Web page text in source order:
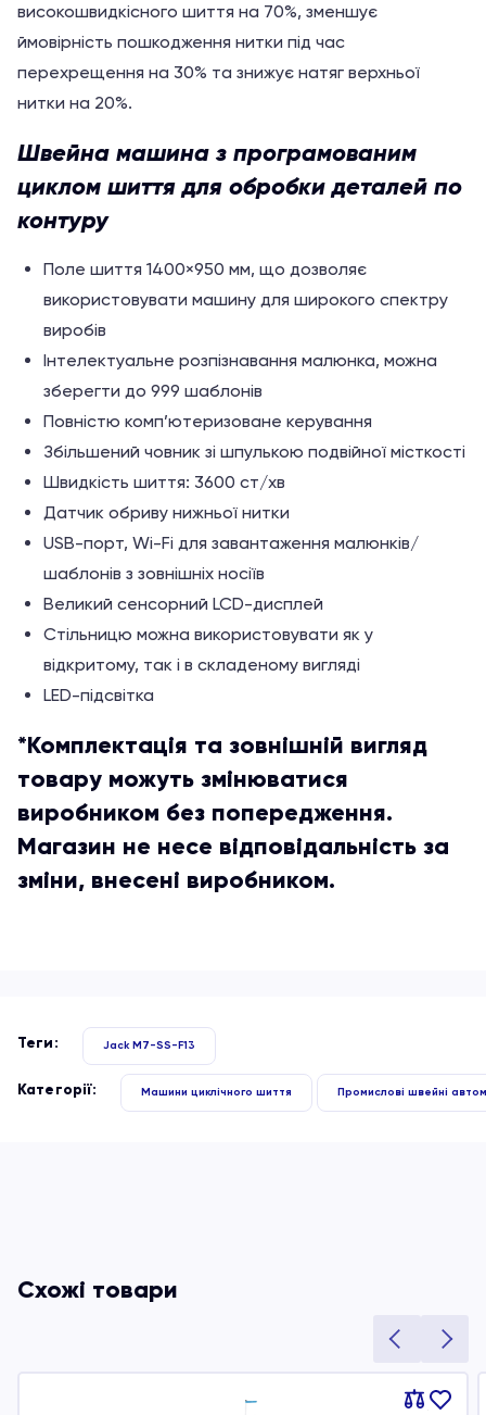
високошвидкісного шиття на 70%, зменшує
ймовірність пошкодження нитки під час
перехрещення на 30% та знижує натяг верхньої
нитки на 20%.
Швейна машина з програмованим
циклом шиття для обробки деталей по
контуру
Поле шиття 1400×950 мм, що дозволяє
використовувати машину для широкого спектру
виробів
Інтелектуальне розпізнавання малюнка, можна
зберегти до 999 шаблонів
Повністю комп’ютеризоване керування
Збільшений човник зі шпулькою подвійної місткості
Швидкість шиття: 3600 ст/хв
Датчик обриву нижньої нитки
USB-порт, Wi-Fi для завантаження малюнків/
шаблонів з зовнішніх носіїв
Великий сенсорний LCD-дисплей
Стільницю можна використовувати як у
відкритому, так і в складеному вигляді
LED-підсвітка
*Комплектація та зовнішній вигляд
товару можуть змінюватися
виробником без попередження.
Магазин не несе відповідальність за
зміни, внесені виробником.
Теги: Jack M7-SS-F13
Категорії: Машини циклічного шиття Промислові швейні
Схожі товари
Порівняти
В